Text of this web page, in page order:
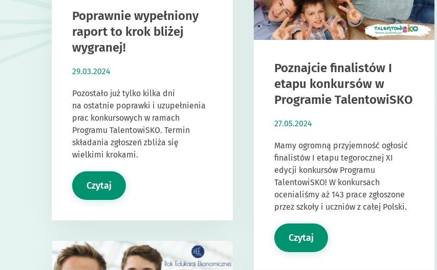
Poznajcie finalistów I
etapu konkursów w
Programie TalentowiSKO
27.05.2024
Mamy ogromną przyjemność ogłosić
finalistów I etapu tegorocznej XI
edycji konkursów Programu
TalentowiSKO! W konkursach
ocenialiśmy aż 143 prace zgłoszone
przez szkoły i uczniów z całej Polski.
Czytaj
Poprawnie wypełniony
raport to krok bliżej
wygranej!
29.03.2024
Pozostało już tylko kilka dni
na ostatnie poprawki i uzupełnienia
prac konkursowych w ramach
Programu TalentowiSKO. Termin
składania zgłoszeń zbliża się
wielkimi krokami.
Czytaj